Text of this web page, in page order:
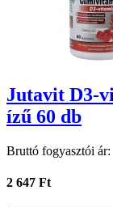
Jutavit D3-
ízű 60 db
Bruttó fogyasztói ár:
2 647 Ft